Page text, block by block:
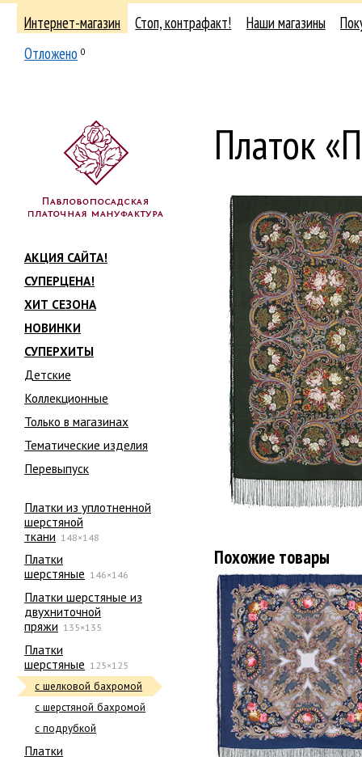
Интернет-магазин Стоп, контрафакт! Наши магазины
Отложено 0
АКЦИЯ САЙТА!
СУПЕРЦЕНА!
ХИТ СЕЗОНА
НОВИНКИ
СУПЕРХИТЫ
Детские
Коллекционные
Только в магазинах
Тематические изделия
Перевыпуск
Платки из уплотненной
шерстяной
ткани 148×148
Платки
шерстяные 146×146
Платки шерстяные из
двухниточной
пряжи 135×135
Платки
шерстяные 125×125
с шелковой бахромой
с шерстяной бахромой
с подрубкой
Платки
Платок
Похожие товары